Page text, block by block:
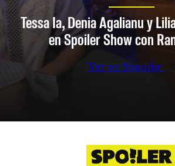
Tessa Ia, Denia Agalianu y
en Spoiler Show con
Ver en Youtube